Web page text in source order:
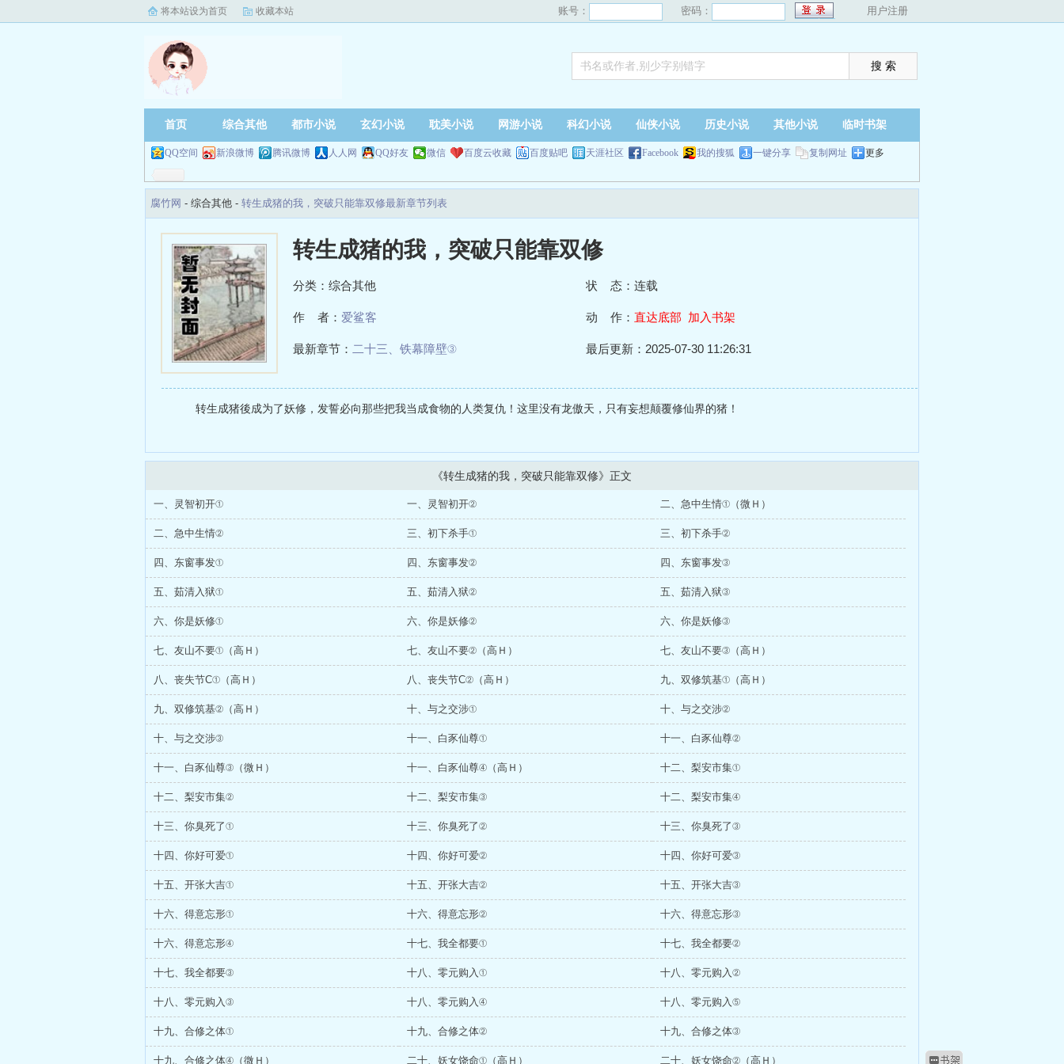
将本站设为首页 收藏本站 账号： 密码： 用户注册
首页 综合其他 都市小说 玄幻小说 耽美小说 网游小说 科幻小说 仙侠小说 历史小说 其他小说 临时书架
QQ空间 新浪微博 腾讯微博 人人网 QQ好友 微信 百度云收藏 百度贴吧 天涯社区 Facebook 我的搜狐 一键分享 复制网址 更多
腐竹网 - 综合其他 - 转生成猪的我，突破只能靠双修最新章节列表
转生成猪的我，突破只能靠双修
分类：综合其他 状 态：连载
作 者： 爱鲨客 动 作： 直达底部 加入书架
最新章节： 二十三、铁幕障壁③ 最后更新：2025-07-30 11:26:31
转生成猪後成为了妖修，发誓必向那些把我当成食物的人类复仇！这里没有龙傲天，只有妄想颠覆修仙界的猪！
《转生成猪的我，突破只能靠双修》正文
一、灵智初开① 一、灵智初开② 二、急中生情①（微Ｈ）
二、急中生情② 三、初下杀手① 三、初下杀手②
四、东窗事发① 四、东窗事发② 四、东窗事发③
五、茹清入狱① 五、茹清入狱② 五、茹清入狱③
六、你是妖修① 六、你是妖修② 六、你是妖修③
七、友山不要①（高Ｈ） 七、友山不要②（高Ｈ） 七、友山不要③（高Ｈ）
八、丧失节C①（高Ｈ） 八、丧失节C②（高Ｈ） 九、双修筑基①（高Ｈ）
九、双修筑基②（高Ｈ） 十、与之交涉① 十、与之交涉②
十、与之交涉③ 十一、白豕仙尊① 十一、白豕仙尊②
十一、白豕仙尊③（微Ｈ） 十一、白豕仙尊④（高Ｈ） 十二、梨安市集①
十二、梨安市集② 十二、梨安市集③ 十二、梨安市集④
十三、你臭死了① 十三、你臭死了② 十三、你臭死了③
十四、你好可爱① 十四、你好可爱② 十四、你好可爱③
十五、开张大吉① 十五、开张大吉② 十五、开张大吉③
十六、得意忘形① 十六、得意忘形② 十六、得意忘形③
十六、得意忘形④ 十七、我全都要① 十七、我全都要②
十七、我全都要③ 十八、零元购入① 十八、零元购入②
十八、零元购入③ 十八、零元购入④ 十八、零元购入⑤
十九、合修之体① 十九、合修之体② 十九、合修之体③
十九、合修之体④（微Ｈ） 二十、妖女饶命①（高Ｈ） 二十、妖女饶命②（高Ｈ）